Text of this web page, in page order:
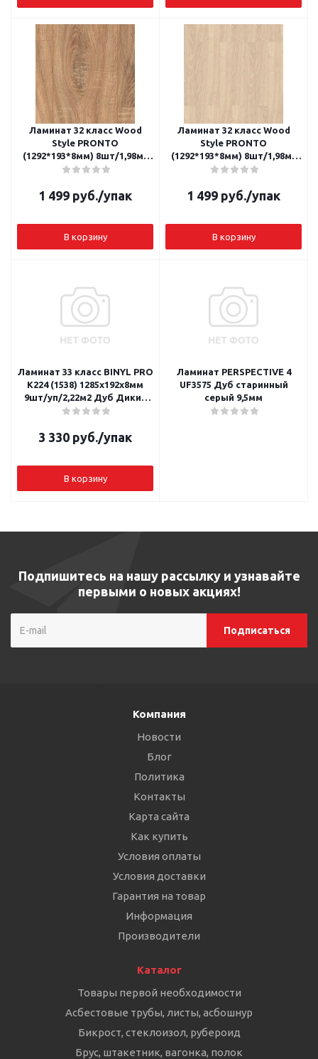
Ламинат 32 класс Wood
Style PRONTO
(1292*193*8мм) 8шт/1,98м2
Дуб Сована
1 499 руб./упак
В корзину
Ламинат 32 класс Wood
Style PRONTO
(1292*193*8мм) 8шт/1,98м2
Дуб Спелло
1 499 руб./упак
В корзину
Ламинат 33 класс BINYL PRO
К224 (1538) 1285х192х8мм
9шт/уп/2,22м2 Дуб Дикий
Запад
3 330 руб./упак
В корзину
Ламинат PERSPECTIVE 4
UF3575 Дуб старинный
серый 9,5мм
Подпишитесь на нашу рассылку и узнавайте
первыми о новых акциях!
Компания
Новости
Блог
Политика
Контакты
Карта сайта
Как купить
Условия оплаты
Условия доставки
Гарантия на товар
Информация
Производители
Каталог
Товары первой необходимости
Асбестовые трубы, листы, асбошнур
Бикрост, стеклоизол, рубероид
Брус, штакетник, вагонка, полок